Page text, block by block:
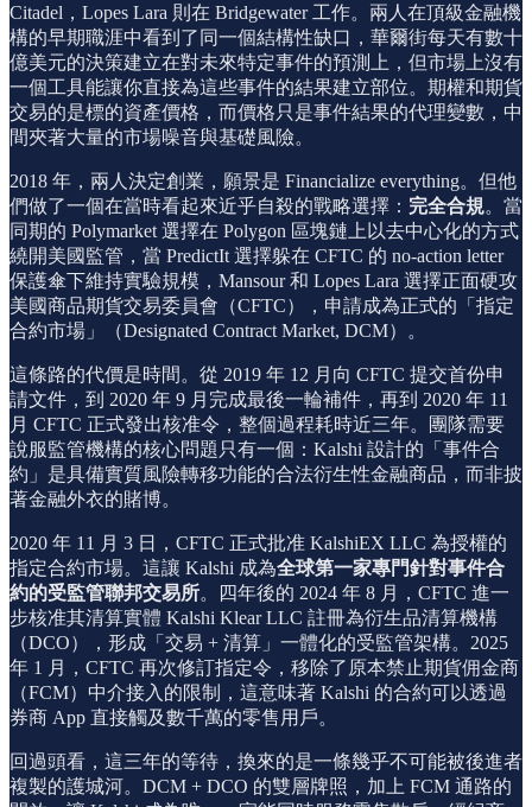
Citadel，Lopes Lara 則在 Bridgewater 工作。兩人在頂級金融機
構的早期職涯中看到了同一個結構性缺口，華爾街每天有數十
億美元的決策建立在對未來特定事件的預測上，但市場上沒有
一個工具能讓你直接為這些事件的結果建立部位。期權和期貨
交易的是標的資產價格，而價格只是事件結果的代理變數，中
間夾著大量的市場噪音與基礎風險。
2018 年，兩人決定創業，願景是 Financialize everything。但他
們做了一個在當時看起來近乎自殺的戰略選擇： 完全合規。當
同期的 Polymarket 選擇在 Polygon 區塊鏈上以去中心化的方式
繞開美國監管，當 PredictIt 選擇躲在 CFTC 的 no-action letter
保護傘下維持實驗規模，Mansour 和 Lopes Lara 選擇正面硬攻
美國商品期貨交易委員會（CFTC），申請成為正式的「指定
合約市場」（Designated Contract Market, DCM）。
這條路的代價是時間。從 2019 年 12 月向 CFTC 提交首份申
請文件，到 2020 年 9 月完成最後一輪補件，再到 2020 年 11
月 CFTC 正式發出核准令，整個過程耗時近三年。團隊需要
說服監管機構的核心問題只有一個：Kalshi 設計的「事件合
約」是具備實質風險轉移功能的合法衍生性金融商品，而非披
著金融外衣的賭博。
2020 年 11 月 3 日，CFTC 正式批准 KalshiEX LLC 為授權的
指定合約市場。這讓 Kalshi 成為全球第一家專門針對事件合
約的受監管聯邦交易所。四年後的 2024 年 8 月，CFTC 進一
步核准其清算實體 Kalshi Klear LLC 註冊為衍生品清算機構
（DCO），形成「交易 + 清算」一體化的受監管架構。2025
年 1 月，CFTC 再次修訂指定令，移除了原本禁止期貨佣金商
（FCM）中介接入的限制，這意味著 Kalshi 的合約可以透過
券商 App 直接觸及數千萬的零售用戶。
回過頭看，這三年的等待，換來的是一條幾乎不可能被後進者
複製的護城河。DCM + DCO 的雙層牌照，加上 FCM 通路的